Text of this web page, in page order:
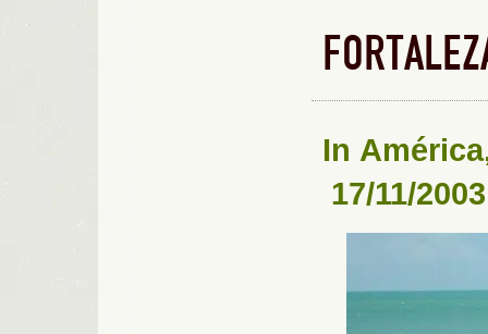
In América
17/11/2003